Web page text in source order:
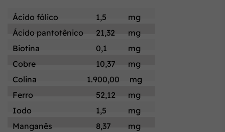
Ácido fólico 1,5
mg
Ácido pantotênico
21,32
mg
Biotina
0,1
mg
Cobre
10,37
mg
Colina
1.900,00
mg
Ferro
52,12
mg
Iodo
1,5
mg
Manganês
8,37
mg